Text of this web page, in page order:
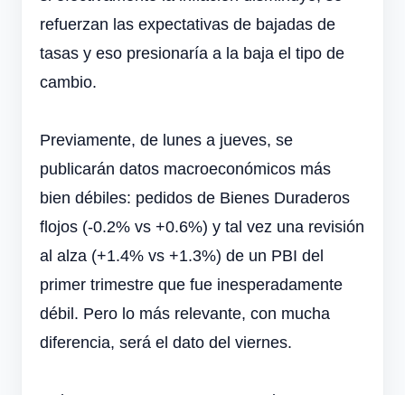
refuerzan las expectativas de bajadas de
tasas y eso presionaría a la baja el tipo de
cambio.
Previamente, de lunes a jueves, se
publicarán datos macroeconómicos más
bien débiles: pedidos de Bienes Duraderos
flojos (-0.2% vs +0.6%) y tal vez una revisión
al alza (+1.4% vs +1.3%) de un PBI del
primer trimestre que fue inesperadamente
débil. Pero lo más relevante, con mucha
diferencia, será el dato del viernes.